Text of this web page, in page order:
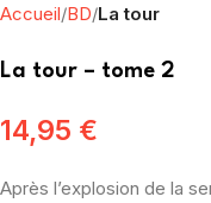
Accueil BD La tour
La tour – tome 2
14,95 €
Après l’explosion de la